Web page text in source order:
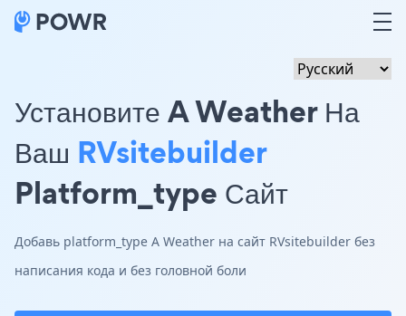
Установите A Weather На
Ваш RVsitebuilder
Platform_type Сайт
Добавь platform_type A Weather на сайт RVsitebuilder без
написания кода и без головной боли